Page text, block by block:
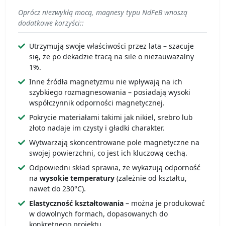
Oprócz niezwykłą mocą, magnesy typu NdFeB wnoszą
dodatkowe korzyści::
Utrzymują swoje właściwości przez lata – szacuje
się, że po dekadzie tracą na sile o niezauważalny
1%.
Inne źródła magnetyzmu nie wpływają na ich
szybkiego rozmagnesowania – posiadają wysoki
współczynnik odporności magnetycznej.
Pokrycie materiałami takimi jak nikiel, srebro lub
złoto nadaje im czysty i gładki charakter.
Wytwarzają skoncentrowane pole magnetyczne na
swojej powierzchni, co jest ich kluczową cechą.
Odpowiedni skład sprawia, że wykazują odporność
na wysokie temperatury (zależnie od kształtu,
nawet do 230°C).
Elastyczność kształtowania – można je produkować
w dowolnych formach, dopasowanych do